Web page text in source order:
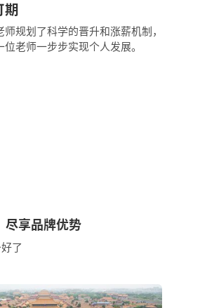
师规划了科学的晋升和涨薪机制，
位老师一步步实现个人发展。
尽享品牌优势
了